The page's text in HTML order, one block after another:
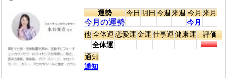
運勢
今月の運勢
今日明日今週来週今月
今月
来月
他全体運
全体運
恋愛運金運仕事運健康運 評価
通知
通知